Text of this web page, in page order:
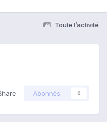
Toute l’activité
Abonnés 0